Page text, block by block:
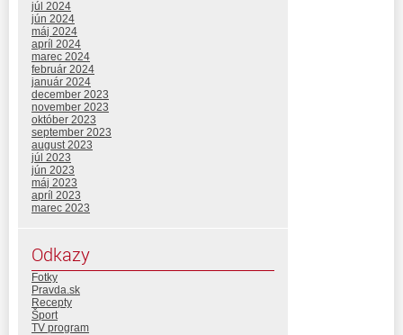
júl 2024
jún 2024
máj 2024
apríl 2024
marec 2024
február 2024
január 2024
december 2023
november 2023
október 2023
september 2023
august 2023
júl 2023
jún 2023
máj 2023
apríl 2023
marec 2023
Odkazy
Fotky
Pravda.sk
Recepty
Šport
TV program